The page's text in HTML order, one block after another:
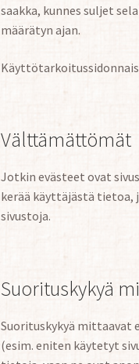
saakka, kunnes suljet
määrätyn ajan.
Välttämättömät
Jotkin evästeet ovat
kerää käyttäjästä tietoa,
sivustoja.
Suorituskykyä
Suorituskykyä mittaavat
(esim. eniten käytetyt